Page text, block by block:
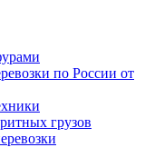
по России от
грузов